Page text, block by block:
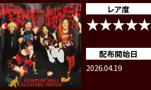
レア度
配布開始日
2026.04.19